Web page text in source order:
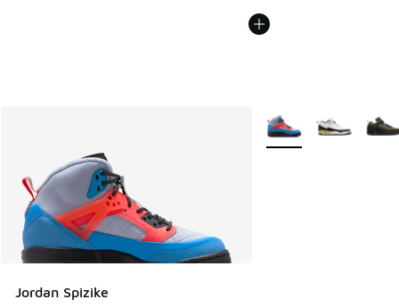
Jordan Spizike
Meer kleuren